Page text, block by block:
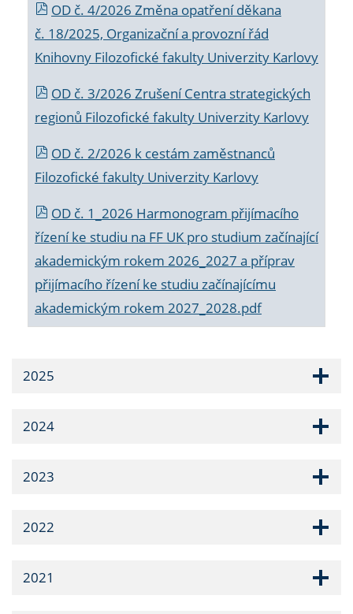
OD č. 4/2026 Změna opatření děkana
č. 18/2025, Organizační a provozní řád
Knihovny Filozofické fakulty Univerzity Karlovy
OD č. 3/2026 Zrušení Centra strategických
regionů Filozofické fakulty Univerzity Karlovy
OD č. 2/2026 k cestám zaměstnanců
Filozofické fakulty Univerzity Karlovy
OD č. 1_2026 Harmonogram přijímacího
řízení ke studiu na FF UK pro studium začínající
akademickým rokem 2026_2027 a příprav
přijímacího řízení ke studiu začínajícímu
akademickým rokem 2027_2028.pdf
2025
2024
2023
2022
2021